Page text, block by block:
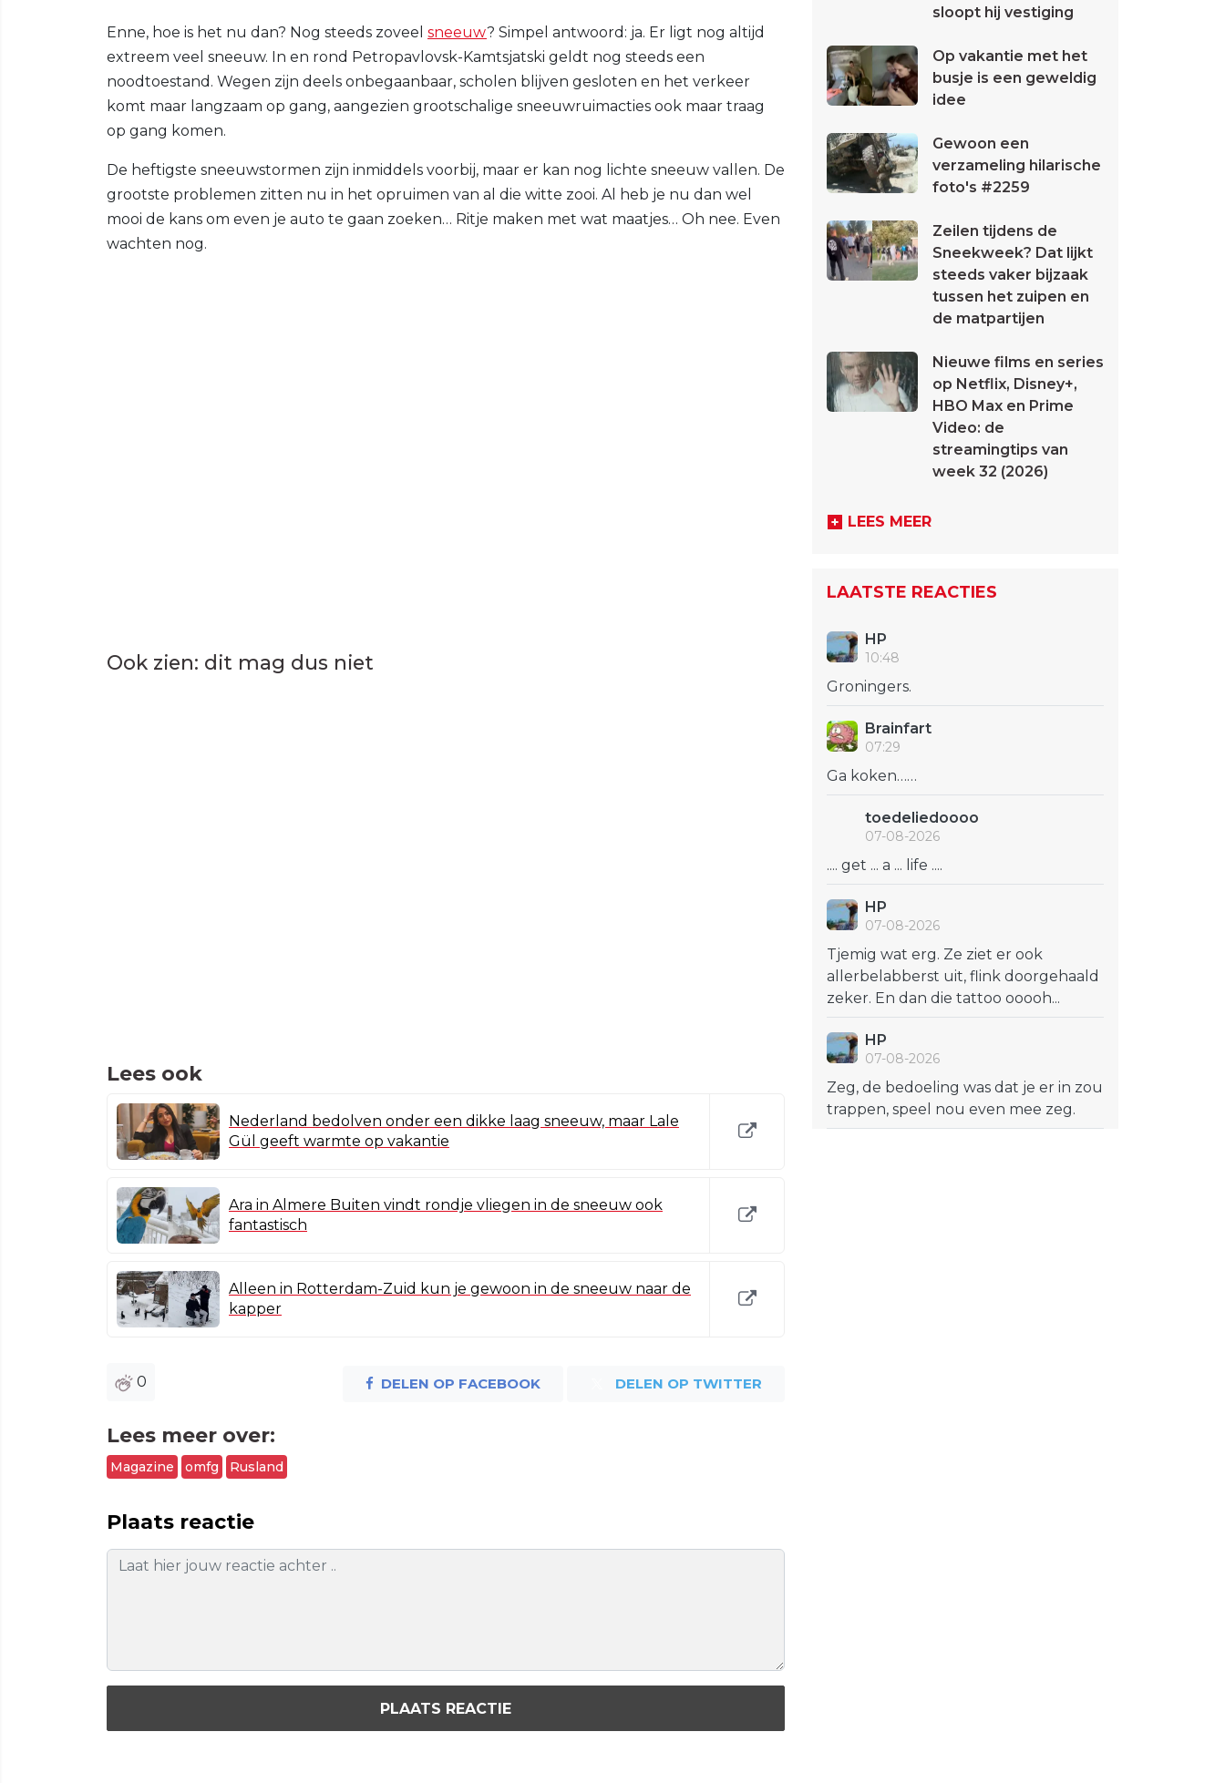
Enne, hoe is het nu dan? Nog steeds zoveel sneeuw? Simpel antwoord: ja. Er ligt nog altijd
extreem veel sneeuw. In en rond Petropavlovsk-Kamtsjatski geldt nog steeds een
noodtoestand. Wegen zijn deels onbegaanbaar, scholen blijven gesloten en het verkeer
komt maar langzaam op gang, aangezien grootschalige sneeuwruimacties ook maar traag
op gang komen.
De heftigste sneeuwstormen zijn inmiddels voorbij, maar er kan nog lichte sneeuw vallen. De
grootste problemen zitten nu in het opruimen van al die witte zooi. Al heb je nu dan wel
mooi de kans om even je auto te gaan zoeken… Ritje maken met wat maatjes… Oh nee. Even
wachten nog.
Ook zien: dit mag dus niet
Lees ook
Nederland bedolven onder een dikke laag sneeuw, maar Lale
Gül geeft warmte op vakantie
Ara in Almere Buiten vindt rondje vliegen in de sneeuw ook
fantastisch
Alleen in Rotterdam-Zuid kun je gewoon in de sneeuw naar de
kapper
0 DELEN OP FACEBOOK DELEN OP TWITTER
Lees meer over:
Magazine omfg Rusland
Plaats reactie
PLAATS REACTIE
sloopt hij vestiging
Op vakantie met het
busje is een geweldig
idee
Gewoon een
verzameling hilarische
foto's #2259
Zeilen tijdens de
Sneekweek? Dat lijkt
steeds vaker bijzaak
tussen het zuipen en
de matpartijen
Nieuwe films en series
op Netflix, Disney+,
HBO Max en Prime
Video: de
streamingtips van
week 32 (2026)
LEES MEER
LAATSTE REACTIES
HP
10:48
Groningers.
Brainfart
07:29
Ga koken……
toedeliedoooo
07-08-2026
.... get ... a ... life ....
HP
07-08-2026
Tjemig wat erg. Ze ziet er ook
allerbelabberst uit, flink doorgehaald
zeker. En dan die tattoo ooooh...
HP
07-08-2026
Zeg, de bedoeling was dat je er in zou
trappen, speel nou even mee zeg.